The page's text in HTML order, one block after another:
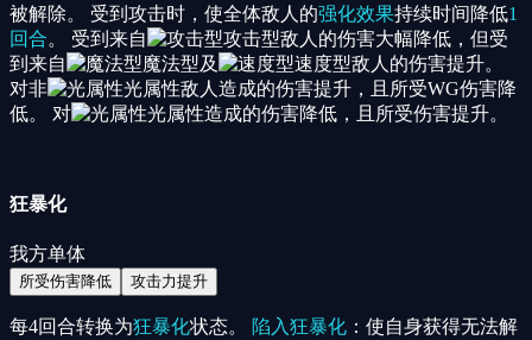
被解除。 受到攻击时，使全体敌人的强化效果持续时间降低1
回合。 受到来自 攻击型敌人的伤害大幅降低，但受
到来自
魔法型及 速度型敌人的伤害提升。
对非
光属性敌人造成的伤害提升，且所受WG伤害降
低。 对
光属性造成的伤害降低，且所受伤害提升。
狂暴化
我方单体
所受伤害降低 攻击力提升
每4回合转换为狂暴化状态。 陷入狂暴化 ：使自身获得无法解